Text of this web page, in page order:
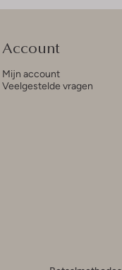
Account
Mijn account
Veelgestelde vragen